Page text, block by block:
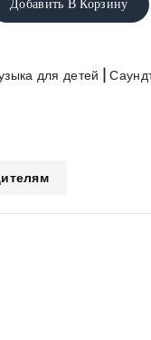
Добавить В Корзину
для детей |